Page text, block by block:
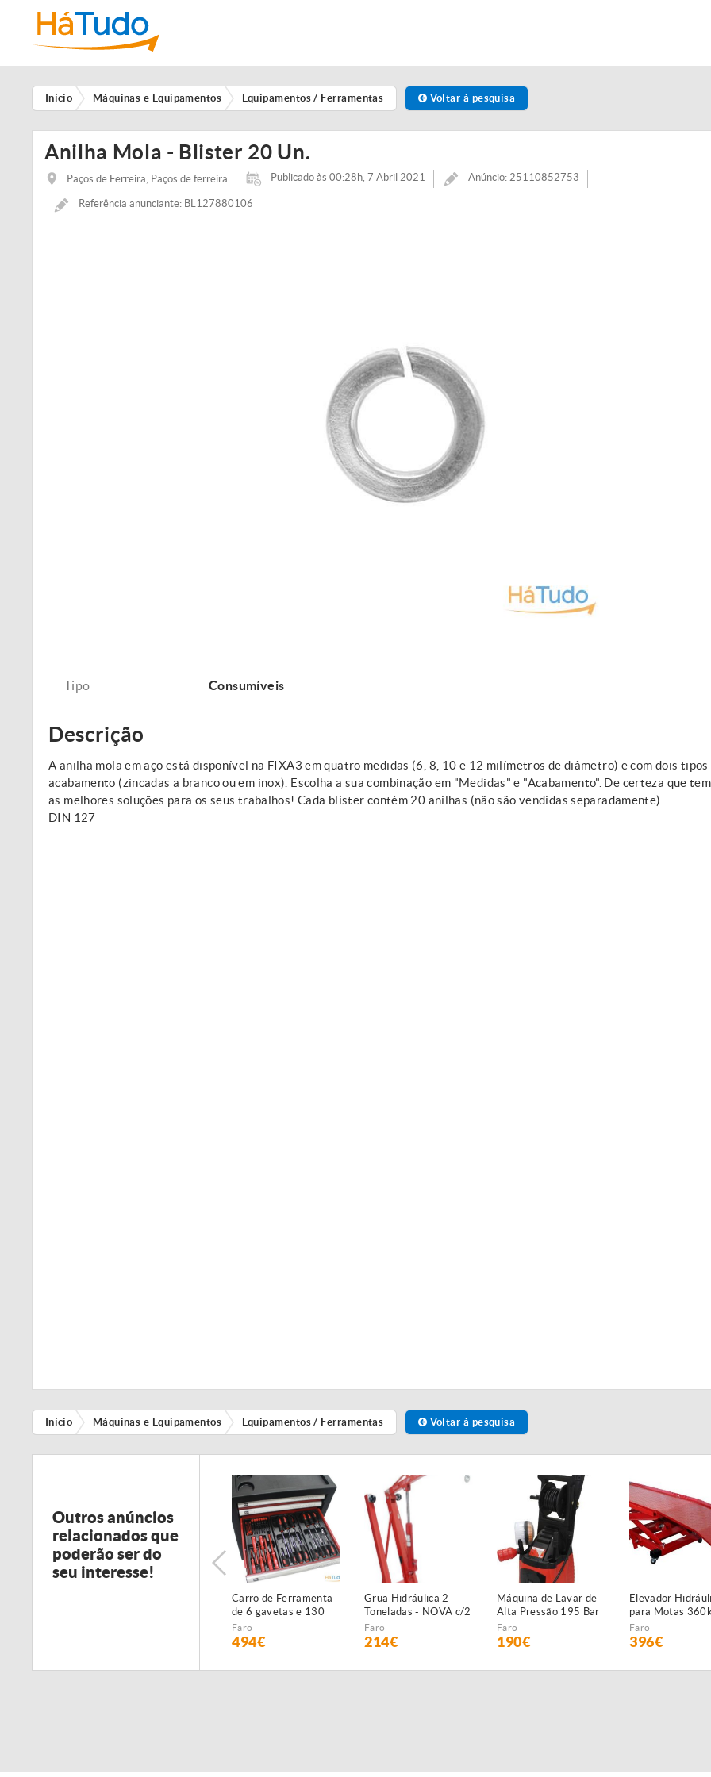
Início Máquinas e Equipamentos Equipamentos / Ferramentas Voltar à pesquisa
Anilha Mola - Blister 20 Un.
Paços de Ferreira, Paços de ferreira Publicado às 00:28h, 7 Abril 2021 Anúncio: 25110852753
Referência anunciante: BL127880106
Tipo Consumíveis
Descrição
A anilha mola em aço está disponível na FIXA3 em quatro medidas (6, 8, 10 e 12 milímetros de diâmetro) e com dois tipos
acabamento (zincadas a branco ou em inox). Escolha a sua combinação em "Medidas" e "Acabamento". De certeza que
as melhores soluções para os seus trabalhos! Cada blister contém 20 anilhas (não são vendidas separadamente).
DIN 127
Início Máquinas e Equipamentos Equipamentos / Ferramentas Voltar à pesquisa
Outros anúncios
relacionados que
poderão ser do
seu interesse!
Carro de Ferramenta
de 6 gavetas e 130
peças - NOVO -
c/Garantia
Faro
494€
Grua Hidráulica 2
Toneladas - NOVA c/2
anos garantia
Faro
214€
Máquina de Lavar de
Alta Pressão 195 Bar
- NOVA - c/2 anos
GARANTIA
Faro
190€
Elevador
para Motas
Faro
396€